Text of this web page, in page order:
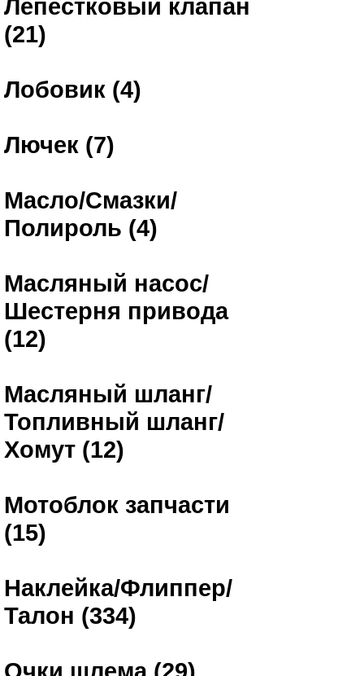
Лепестковый клапан
(21)
Лобовик (4)
Лючек (7)
Масло/Смазки/
Полироль (4)
Масляный насос/
Шестерня привода
(12)
Масляный шланг/
Топливный шланг/
Хомут (12)
Мотоблок запчасти
(15)
Наклейка/Флиппер/
Талон (334)